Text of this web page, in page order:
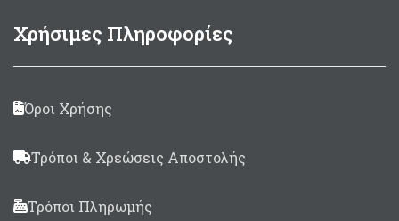
Χρήσιμες Πληροφορίες
Όροι Χρήσης
Τρόποι & Χρεώσεις Αποστολής
Τρόποι Πληρωμής